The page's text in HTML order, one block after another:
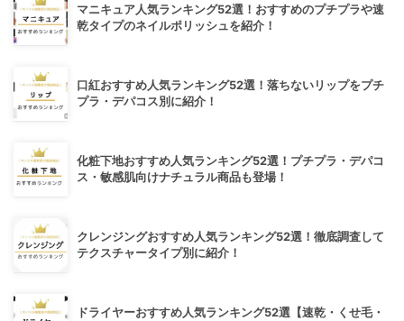
マニキュア人気ランキング52選！おすすめのプチプラや速
乾タイプのネイルポリッシュを紹介！
口紅おすすめ人気ランキング52選！落ちないリップをプチ
プラ・デパコス別に紹介！
化粧下地おすすめ人気ランキング52選！プチプラ・デパコ
ス・敏感肌向けナチュラル商品も登場！
クレンジングおすすめ人気ランキング52選！徹底調査して
テクスチャータイプ別に紹介！
ドライヤーおすすめ人気ランキング52選【速乾・くせ毛・